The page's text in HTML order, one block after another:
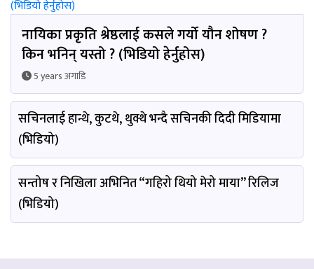
नायिका प्रकृति श्रेष्ठलाई कसले गर्यो यौन शोषण ?
किन भनिन् यस्तो ? (भिडियो हेर्नुहोस)
5 years अगाडि
सचिनलाई हान्थे, कुटथे, थुक्थे भन्दै सचिनकी दिदी मिडियामा
(भिडियो)
सन्तोष र निखिला अभिनित “गहिरो थियो मेरो माया” रिलिज
(भिडियो)